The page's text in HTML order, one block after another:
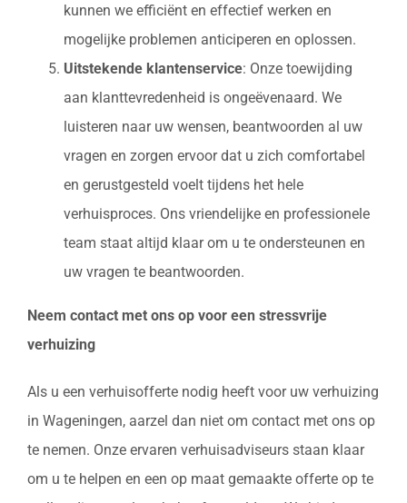
kunnen we efficiënt en effectief werken en
mogelijke problemen anticiperen en oplossen.
Uitstekende klantenservice: Onze toewijding
aan klanttevredenheid is ongeëvenaard. We
luisteren naar uw wensen, beantwoorden al uw
vragen en zorgen ervoor dat u zich comfortabel
en gerustgesteld voelt tijdens het hele
verhuisproces. Ons vriendelijke en professionele
team staat altijd klaar om u te ondersteunen en
uw vragen te beantwoorden.
Neem contact met ons op voor een stressvrije
verhuizing
Als u een verhuisofferte nodig heeft voor uw verhuizing
in Wageningen, aarzel dan niet om contact met ons op
te nemen. Onze ervaren verhuisadviseurs staan klaar
om u te helpen en een op maat gemaakte offerte op te